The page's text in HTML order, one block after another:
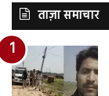
ताज़ा समाचार